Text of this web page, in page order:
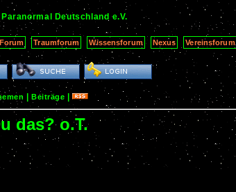
Paranormal Deutschland e.V.
Traumforum Wissensforum Nexus Vereinsforum
|Beiträge |
das? o.T.